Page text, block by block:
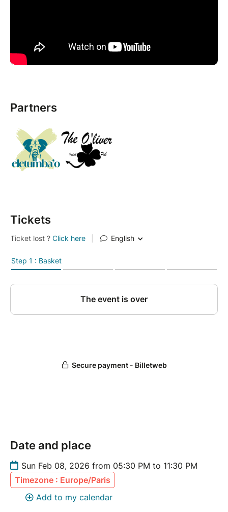
Partners
Tickets
Date and place
Sun Feb 08, 2026 from 05:30 PM to 11:30 PM
Timezone : Europe/Paris
Add to my calendar